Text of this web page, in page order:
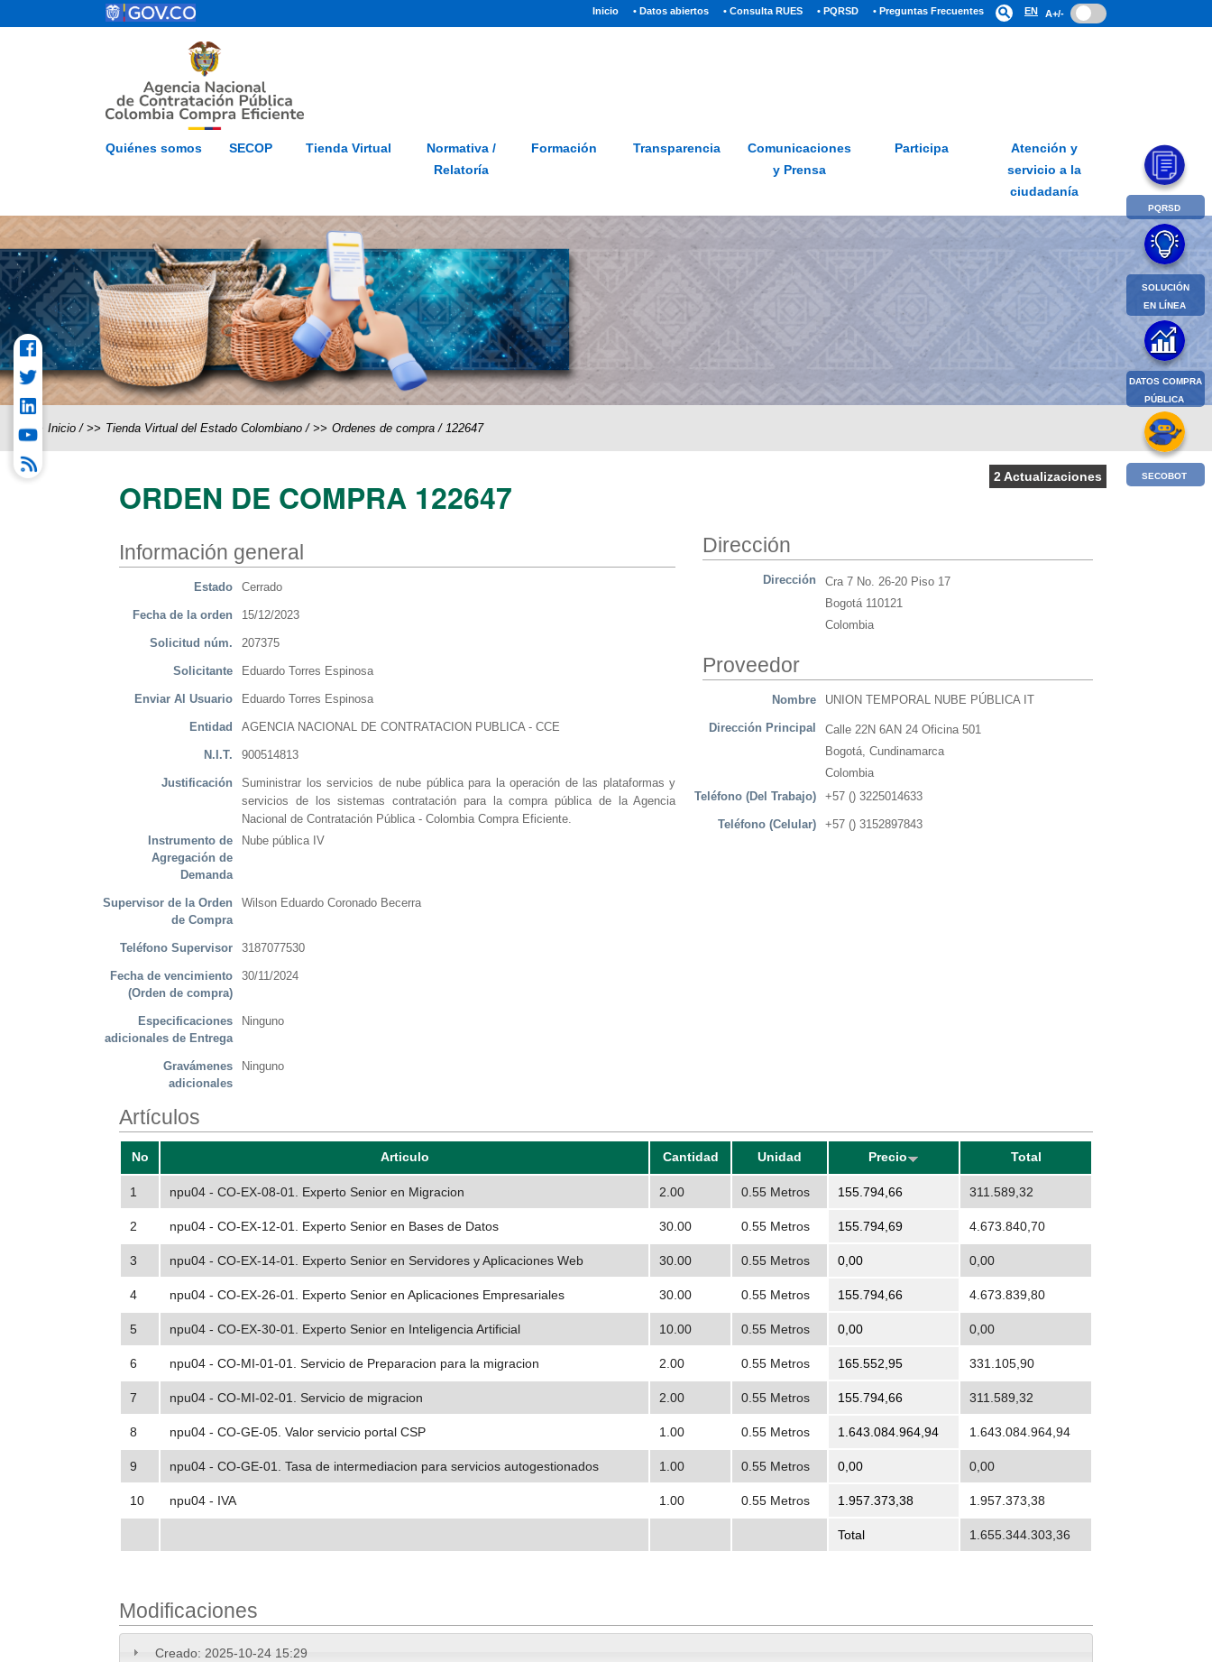
Pasar al contenido principal Inicio(current)
• Datos abiertos • Consulta RUES • PQRSD • Preguntas Frecuentes search EN A+/-
Inicio Mapa del Sitio Glosario PQRSD Preguntas frecuentes
Quiénes somos SECOP Tienda Virtual
Normativa /
Relatoría
Formación Transparencia
Comunicaciones
y Prensa
Participa
Atención y
servicio a la
ciudadanía
Inicio / Tienda Virtual del Estado Colombiano / Ordenes de compra / 122647
2 Actualizaciones
ORDEN DE COMPRA 122647
Información general
Estado Cerrado
Fecha de la orden 15/12/2023
Solicitud núm. 207375
Solicitante Eduardo Torres Espinosa
Enviar Al Usuario Eduardo Torres Espinosa
Entidad AGENCIA NACIONAL DE CONTRATACION PUBLICA - CCE
N.I.T. 900514813
Justificación
Suministrar los servicios de nube pública para la operación de las plataformas y
servicios de los sistemas contratación para la compra pública de la Agencia
Nacional de Contratación Pública - Colombia Compra Eficiente.
Instrumento de
Agregación de
Demanda
Nube pública IV
Supervisor de la Orden
de Compra
Wilson Eduardo Coronado Becerra
Teléfono Supervisor 3187077530
Fecha de vencimiento
(Orden de compra)
30/11/2024
Especificaciones
adicionales de Entrega
Ninguno
Gravámenes
adicionales
Ninguno
Dirección
Dirección
Cra 7 No. 26-20 Piso 17
Bogotá 110121
Colombia
Proveedor
Nombre UNION TEMPORAL NUBE PÚBLICA IT
Dirección Principal
Calle 22N 6AN 24 Oficina 501
Bogotá, Cundinamarca
Colombia
Teléfono (Del Trabajo)
+57 () 3225014633
Teléfono (Celular) +57 () 3152897843
Artículos
No Articulo Cantidad Unidad Precio Total
1 npu04 - CO-EX-08-01. Experto Senior en Migracion 2.00 0.55 Metros 155.794,66 311.589,32
2 npu04 - CO-EX-12-01. Experto Senior en Bases de Datos 30.00 0.55 Metros 155.794,69 4.673.840,70
3 npu04 - CO-EX-14-01. Experto Senior en Servidores y Aplicaciones Web 30.00 0.55 Metros 0,00 0,00
4 npu04 - CO-EX-26-01. Experto Senior en Aplicaciones Empresariales 30.00 0.55 Metros 155.794,66 4.673.839,80
5 npu04 - CO-EX-30-01. Experto Senior en Inteligencia Artificial 10.00 0.55 Metros 0,00 0,00
6 npu04 - CO-MI-01-01. Servicio de Preparacion para la migracion 2.00 0.55 Metros 165.552,95 331.105,90
7 npu04 - CO-MI-02-01. Servicio de migracion 2.00 0.55 Metros 155.794,66 311.589,32
8 npu04 - CO-GE-05. Valor servicio portal CSP 1.00 0.55 Metros 1.643.084.964,94 1.643.084.964,94
9 npu04 - CO-GE-01. Tasa de intermediacion para servicios autogestionados 1.00 0.55 Metros 0,00 0,00
10 npu04 - IVA 1.00 0.55 Metros 1.957.373,38 1.957.373,38
Total 1.655.344.303,36
Modificaciones
Creado: 2025-10-24 15:29
PQRSD
SOLUCIÓN
EN LÍNEA
DATOS COMPRA
PÚBLICA
SECOBOT